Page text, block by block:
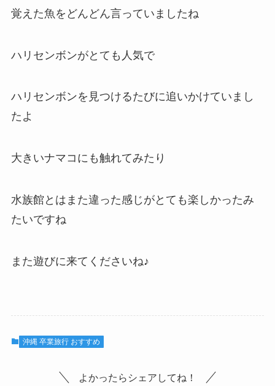
覚えた魚をどんどん言っていましたね
ハリセンボンがとても人気で
ハリセンボンを見つけるたびに追いかけていまし
たよ
大きいナマコにも触れてみたり
水族館とはまた違った感じがとても楽しかったみ
たいですね
また遊びに来てくださいね♪
沖縄 卒業旅行 おすすめ
よかったらシェアしてね！